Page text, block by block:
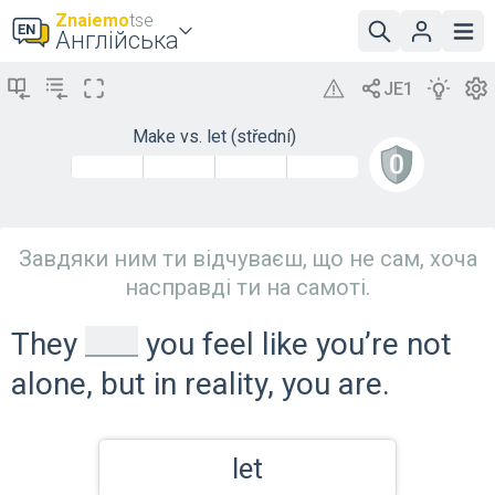
Znaiemotse
Англійська
Make vs. let (střední)
Завдяки ним ти відчуваєш, що не сам, хоча
насправді ти на самоті.
They
you feel like you’re not
alone, but in reality, you are.
let